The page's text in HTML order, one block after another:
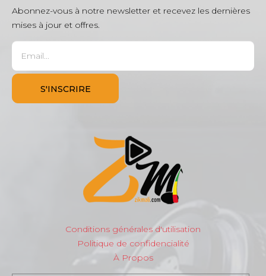
Abonnez-vous à notre newsletter et recevez les dernières
mises à jour et offres.
Conditions générales d'utilisation
Politique de confidencialité
À Propos